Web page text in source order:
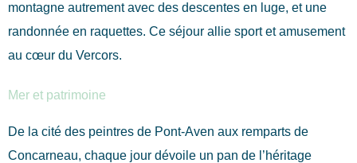
montagne autrement avec des descentes en luge, et une
randonnée en raquettes. Ce séjour allie sport et amusement
au cœur du Vercors.
Mer et patrimoine
De la cité des peintres de Pont-Aven aux remparts de
Concarneau, chaque jour dévoile un pan de l’héritage